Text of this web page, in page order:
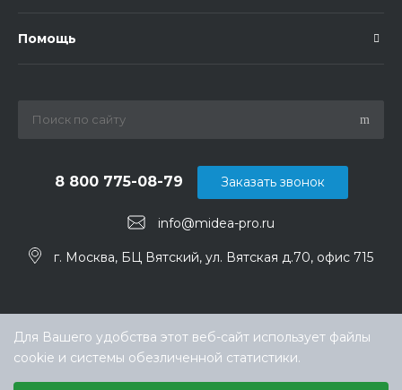
Помощь
info@midea-pro.ru
8 800 775-08-79
г. Москва, БЦ Вятский, ул. Вятская д.70, офис 715
Заказать звонок
Для Вашего удобства этот веб-сайт использует файлы
cookie и системы обезличенной статистики.